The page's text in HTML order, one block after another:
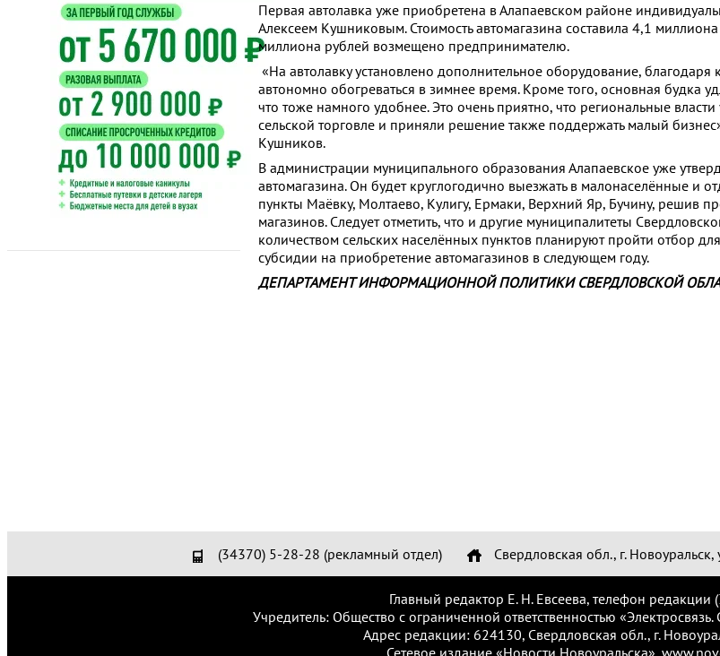
Первая автолавка уже приобретена в Алапаевском районе
Алексеем Кушниковым. Стоимость автомагазина составила 4,1
миллиона рублей возмещено предпринимателю.
«На автолавку установлено дополнительное оборудование, благодаря
автономно обогреваться в зимнее время. Кроме того, основная будка
что тоже намного удобнее. Это очень приятно, что региональные
сельской торговле и приняли решение также поддержать малый
Кушников.
В администрации муниципального образования Алапаевское уже
автомагазина. Он будет круглогодично выезжать в малонаселённые и
пункты Маёвку, Молтаево, Кулигу, Ермаки, Верхний Яр, Бучину, решив
магазинов. Следует отметить, что и другие муниципалитеты
количеством сельских населённых пунктов планируют пройти отбор
субсидии на приобретение автомагазинов в следующем году.
ДЕПАРТАМЕНТ ИНФОРМАЦИОННОЙ ПОЛИТИКИ СВЕРДЛОВСКОЙ
(34370) 5-28-28 (рекламный отдел) Свердловская обл., г. Новоуральск,
Главный редактор Е. Н. Евсеева, телефон
Учредитель: Общество с ограниченной ответственностью
Адрес редакции: 624130, Свердловская обл., г.